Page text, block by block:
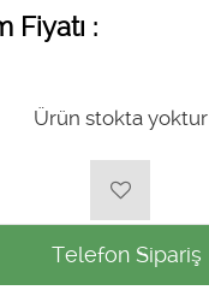
Fiyatı :
Ürün stokta yoktur
Telefon Sipariş